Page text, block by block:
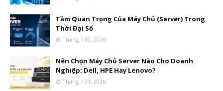
Tầm Quan Trọng Của Máy Chủ (Server) Trong
Thời Đại Số
Tháng 7 30, 2026
Nên Chọn Máy Chủ Server Nào Cho Doanh
Nghiệp: Dell, HPE Hay Lenovo?
Tháng 7 31, 2026